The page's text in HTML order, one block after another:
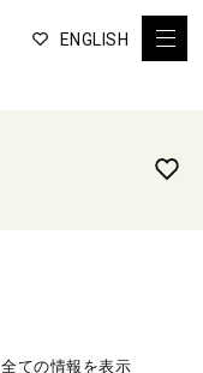
ENGLISH
全ての情報を表示